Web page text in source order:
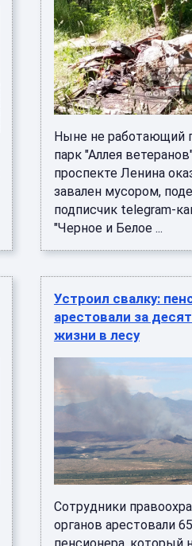
Ныне не работающий
парк "Аллея
проспекте Ленина
завален мусором,
подписчик telegram-
"Черное и Белое ...
Устроил свалку:
арестовали за
жизни в лесу
Сотрудники
органов арестовали